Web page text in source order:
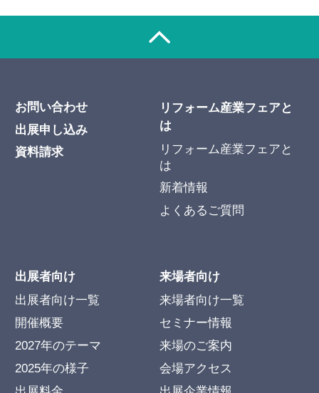
お問い合わせ
出展申し込み
資料請求
リフォーム産業フェアと
は
リフォーム産業フェアと
は
新着情報
よくあるご質問
出展者向け
出展者向け一覧
開催概要
2027年のテーマ
2025年の様子
来場者向け
来場者向け一覧
セミナー情報
来場のご案内
会場アクセス